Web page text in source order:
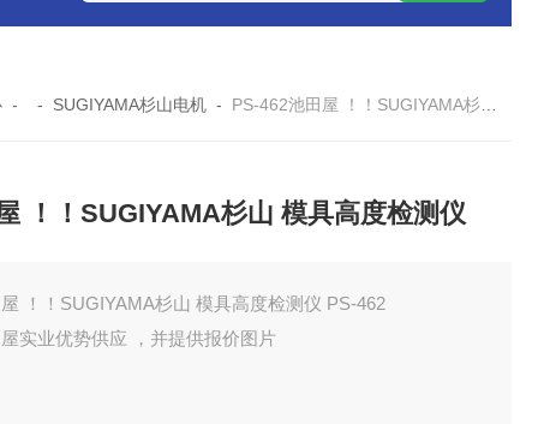
- - SUGIYAMA杉山电机 - PS-462池田屋 ！！SUGIYAMA杉山 模具高度检测仪
！！SUGIYAMA杉山 模具高度检测仪
！！SUGIYAMA杉山 模具高度检测仪 PS-462
实业优势供应 ，并提供报价图片